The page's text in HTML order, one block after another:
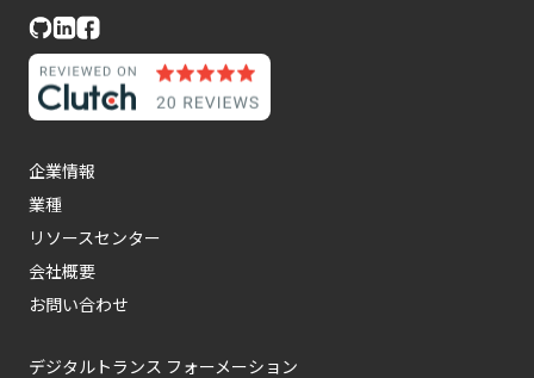
企業情報
業種
リソースセンター
会社概要
お問い合わせ
デジタルトランス フォーメーション